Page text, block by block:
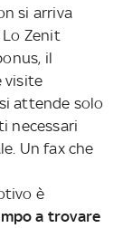
si arriva
Lo Zenit
il
visite
attende solo
necessari
Un fax che
è
a trovare